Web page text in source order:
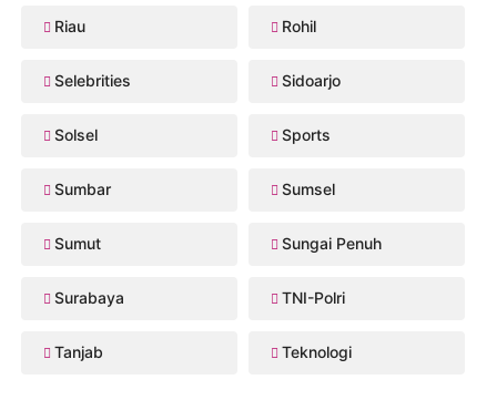
Riau Rohil
Selebrities Sidoarjo
Solsel Sports
Sumbar Sumsel
Sumut Sungai Penuh
Surabaya TNI-Polri
Tanjab Teknologi